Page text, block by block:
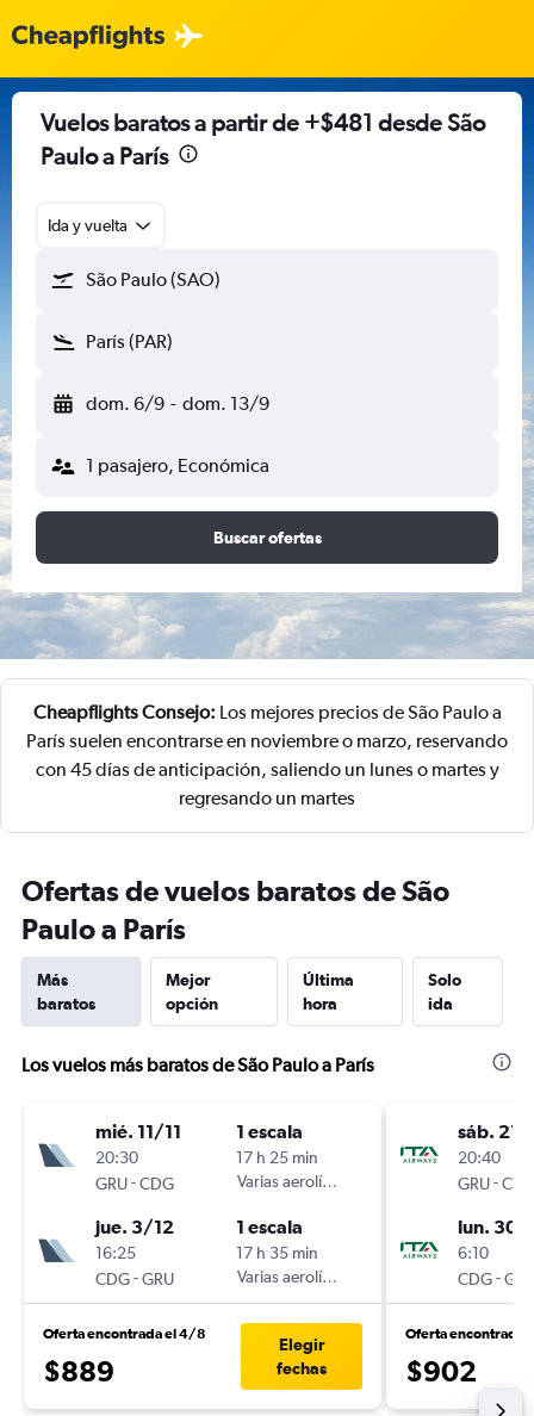
Vuelos baratos a partir de +$481 desde São
Paulo a París
Ida y vuelta
São Paulo (SAO)
París (PAR)
dom. 6/9 - dom. 13/9
1 pasajero, Económica
Buscar ofertas
Cheapflights Consejo: Los mejores precios de São Paulo a
París suelen encontrarse en noviembre o marzo, reservando
con 45 días de anticipación, saliendo un lunes o martes y
regresando un martes
Ofertas de vuelos baratos de São
Paulo a París
Más
baratos
Mejor
opción
Última
hora
Solo
ida
Los vuelos más baratos de São Paulo a París
mié. 11/11
20:30
GRU-CDG
1 escala
17 h 25 min
Varias aerolíneas
jue. 3/12
16:25
CDG-GRU
1 escala
17 h 35 min
Varias aerolíneas
Oferta encontrada el 4/8
$889
Elegir
fechas
sáb. 21/
20:40
GRU-
lun. 30/
6:10
CDG-
Oferta encontrada
$902